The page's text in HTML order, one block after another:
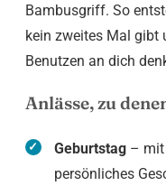
Bambusgriff. So
kein zweites Mal gibt
Benutzen an dich
Anlässe, zu
Geburtstag– mit
persönliches